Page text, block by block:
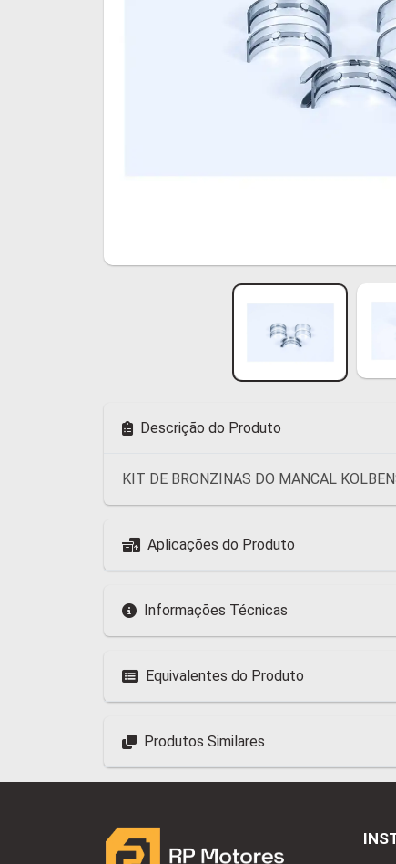
Descrição do Produto
KIT DE BRONZINAS DO MANCAL
Aplicações do Produto
Informações Técnicas
Equivalentes do Produto
Produtos Similares